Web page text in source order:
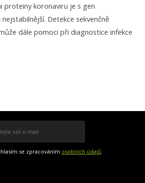
proteiny koronaviru je s gen
Detekce sekvenčně
dále pomoci při diagnostice infekce
se zpracováním osobních údajů.